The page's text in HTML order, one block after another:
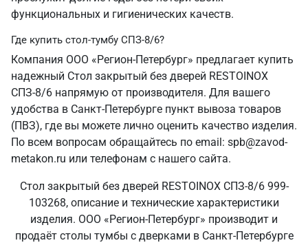
функциональных и гигиенических качеств.
Где купить стол-тумбу СПЗ-8/6?
Компания ООО «Регион-Петербург» предлагает купить
надежный Стол закрытый без дверей RESTOINOX
СПЗ-8/6 напрямую от производителя. Для вашего
удобства в Санкт‑Петербурге пункт вывоза товаров
(ПВЗ), где вы можете лично оценить качество изделия.
По всем вопросам обращайтесь по email: spb@zavod-
metakon.ru или телефонам с нашего сайта.
Стол закрытый без дверей RESTOINOX СПЗ-8/6 999-
103268, описание и технические характеристики
изделия. ООО «Регион-Петербург» производит и
продаёт столы тумбы с дверками в Санкт‑Петербурге